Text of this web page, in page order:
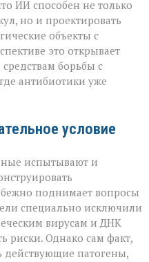
ИИ способен не только
но и проектировать
объекты с
это открывает
борьбы с
антибиотики уже
условие
испытывают и
поднимает вопросы
специально исключили
вирусам и ДНК
риски. Однако сам факт,
действующие патогены,